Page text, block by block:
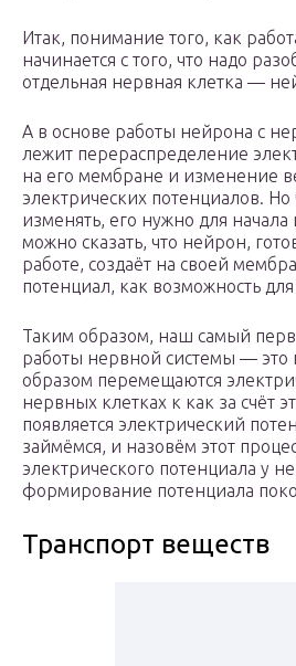
Итак, понимание того, как
начинается с того, что надо
отдельная нервная клетка —
А в основе работы нейрона с
лежит перераспределение
на его мембране и изменение
электрических потенциалов.
изменять, его нужно для начала
можно сказать, что нейрон,
работе, создаёт на своей
потенциал, как возможность
Таким образом, наш самый
работы нервной системы — это
образом перемещаются
нервных клетках к как за счёт
появляется электрический
займёмся, и назовём этот
электрического потенциала у
формирование потенциала
Транспорт веществ